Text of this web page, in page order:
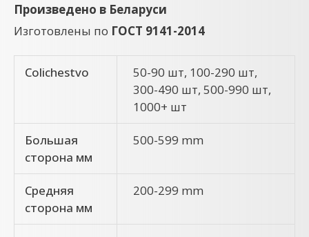
Произведено в Беларуси
Изготовлены по ГОСТ 9141-2014
Colichestvo
50-90 шт, 100-290 шт,
300-490 шт, 500-990 шт,
1000+ шт
Большая
сторона мм
500-599 mm
Средняя
сторона мм
200-299 mm